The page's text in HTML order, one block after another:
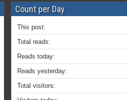
Count per Day
This post:
Total reads:
Reads today:
Reads yesterday:
Total visitors: